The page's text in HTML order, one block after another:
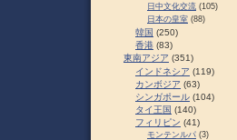
日中文化交流 (105)
日本の皇室 (88)
韓国 (250)
香港 (83)
東南アジア (351)
インドネシア (119)
カンボジア (63)
シンガポール (104)
タイ王国 (140)
フィリピン (41)
モンテンルパ (3)